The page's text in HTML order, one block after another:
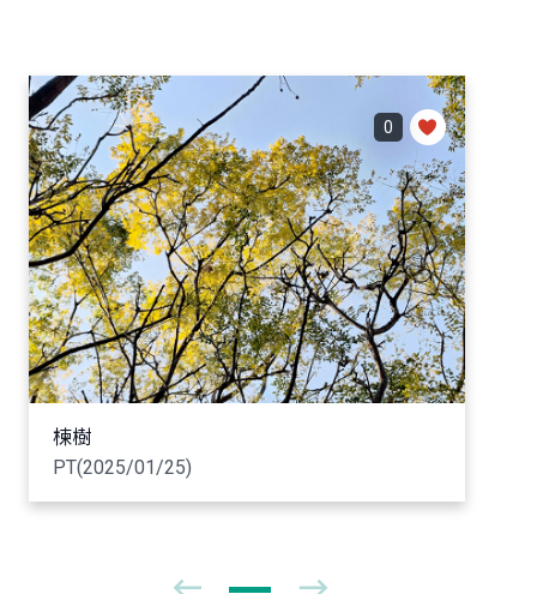
0
楝樹
PT(2025/01/25)